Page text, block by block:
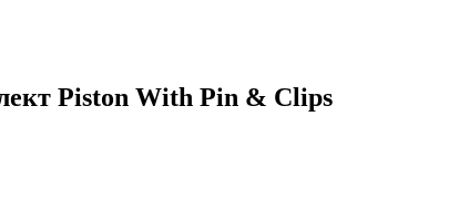
Piston With Pin & Clips